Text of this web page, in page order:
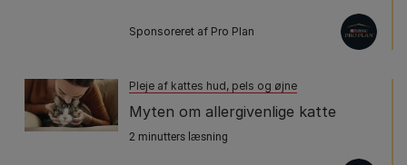
Sponsoreret af Pro Plan
Pleje af kattes hud, pels og øjne
Myten om allergivenlige katte
2 minutters læsning